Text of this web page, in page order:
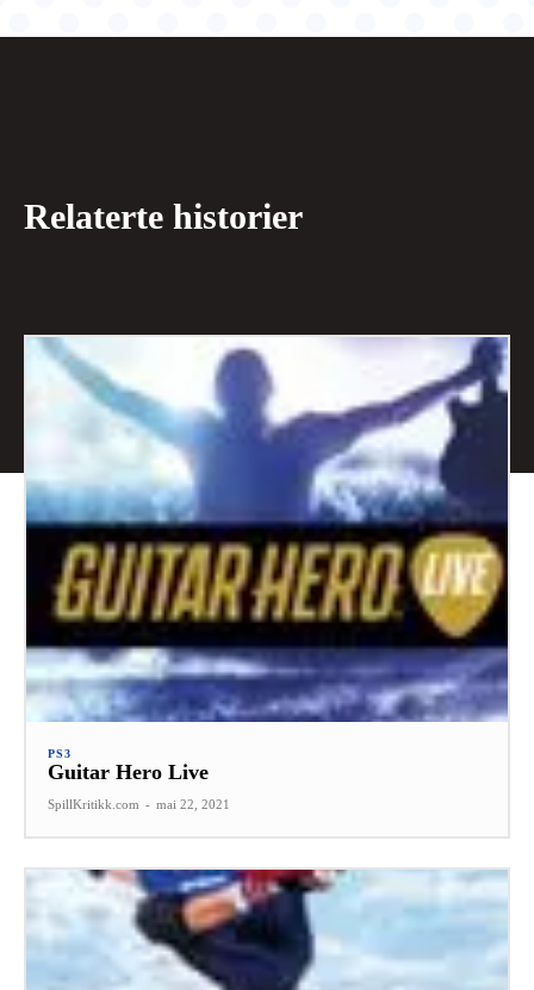
Relaterte historier
PS3
Guitar Hero Live
SpillKritikk.com - mai 22, 2021